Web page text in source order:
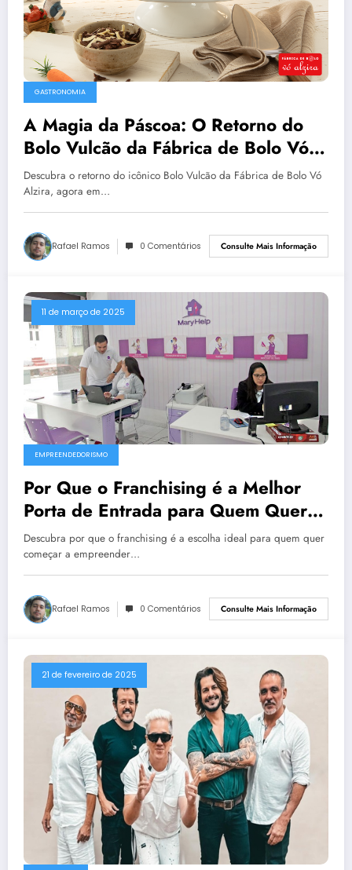
GASTRONOMIA
A Magia da Páscoa: O Retorno do
Bolo Vulcão da Fábrica de Bolo Vó
Alzira
Descubra o retorno do icônico Bolo Vulcão da Fábrica de Bolo Vó
Alzira, agora em…
Rafael Ramos 0 Comentários Consulte Mais Informação
11 de março de 2025
EMPREENDEDORISMO
Por Que o Franchising é a Melhor
Porta de Entrada para Quem Quer
Empreender
Descubra por que o franchising é a escolha ideal para quem quer
começar a empreender…
Rafael Ramos 0 Comentários Consulte Mais Informação
21 de fevereiro de 2025